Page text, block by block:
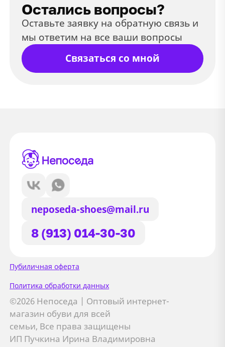
Остались вопросы?
Оставьте заявку на обратную связь и
мы ответим на все ваши вопросы
Связаться со мной
neposeda-shoes@mail.ru
8 (913) 014-30-30
Пубиличная оферта
Политика обработки данных
©2026 Непоседа | Оптовый интернет-
магазин обуви для всей
семьи, Все права защищены
ИП Пучкина Ирина Владимировна
Сайт использует файлы Cookie
Мы используем файлы cookie и
сторонние сервисы (Yandex.Metrica и
AppMetrica) для анализа трафика,
персонализации контента и улучшения
сайта.